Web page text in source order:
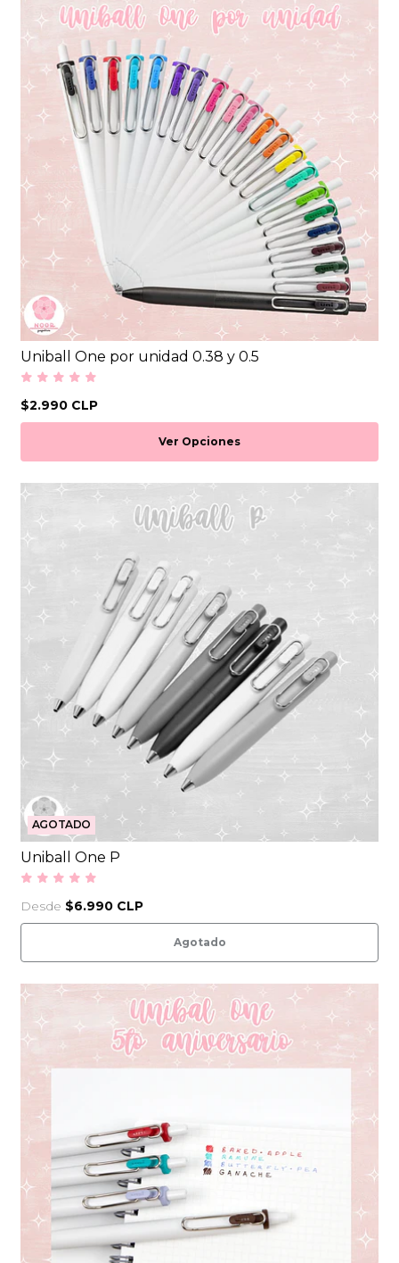
Uniball One por unidad 0.38 y 0.5
$2.990 CLP
Ver Opciones
AGOTADO
Uniball One P
Desde $6.990 CLP
Agotado